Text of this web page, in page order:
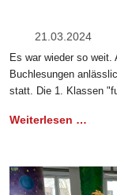
21.03.2024
Es war wieder so weit.
Buchlesungen
statt. Die 1. Klassen
Weiterlesen …